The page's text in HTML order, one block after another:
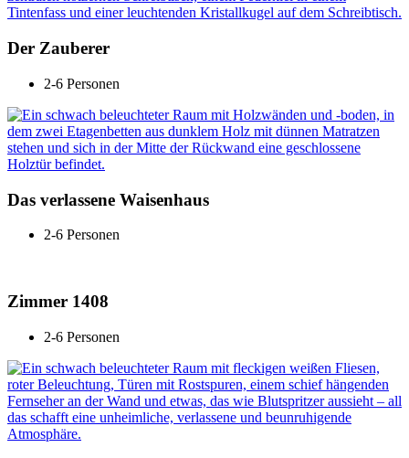
Der Zauberer
2-6 Personen
Das verlassene Waisenhaus
2-6 Personen
Zimmer 1408
2-6 Personen